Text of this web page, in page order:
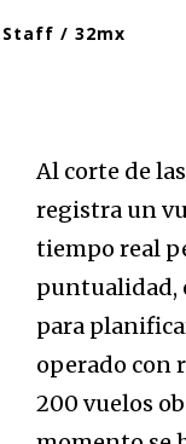
Staff / 32mx
Al corte de
registra un
tiempo real
puntualidad,
para
operado con
200 vuelos